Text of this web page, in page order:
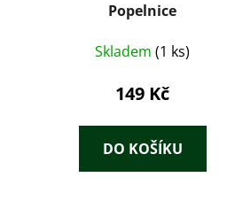
Popelnice
Skladem(1 ks)
149 Kč
DO KOŠÍKU